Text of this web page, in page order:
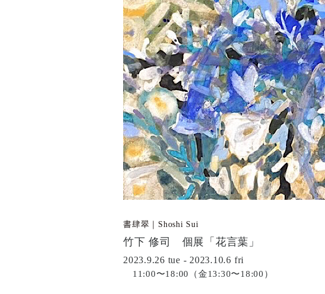
書肆翠｜Shoshi Sui
竹下 修司 個展「花言葉」
2023.9.26 tue - 2023.10.6 fri
11:00〜18:00（金13:30〜18:00）